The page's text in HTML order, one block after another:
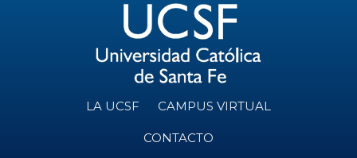
LA UCSF CAMPUS VIRTUAL
CONTACTO